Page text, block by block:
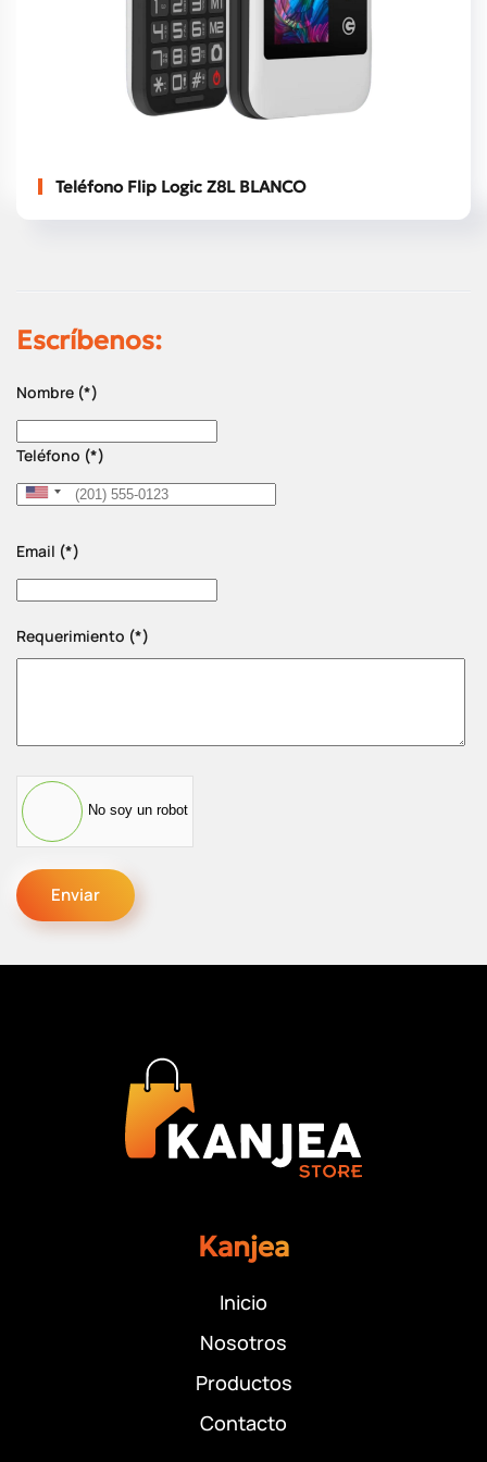
Teléfono Flip Logic Z8L BLANCO
Escríbenos:
Nombre (*)
Teléfono (*)
United
+1
Email (*)
Requerimiento (*)
No soy un robot
Enviar
Kanjea
Inicio
Nosotros
Productos
Contacto